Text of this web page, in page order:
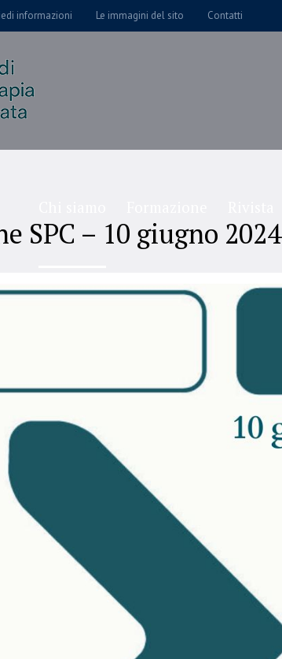
informazioni Le immagini del sito Contatti
SPC – 10 giugno 2024